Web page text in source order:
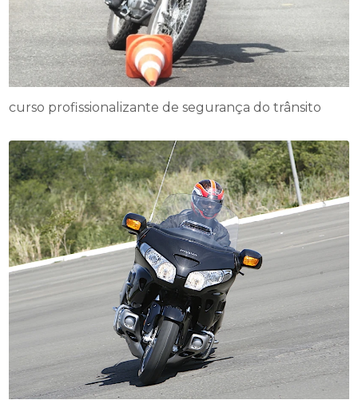
curso profissionalizante de segurança do trânsito